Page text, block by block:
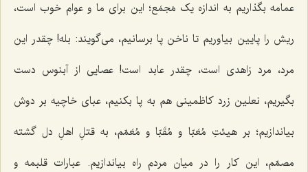
عمامه بگذاریم به اندازه یک مَجمَع؛ این براى ما و عوام خوب است،
ریش را پایین بیاوریم تا ناخن پا برسانیم، می‌گویند: بله! چقدر این
مرد، مرد زاهدى است، چقدر عابد است! عصایى از آبنوس دست
بگیریم، نعلین زرد کاظمینى هم به پا بکنیم، عباى خاچیه بر دوش
بیاندازیم؛ بر هیئتِ مُعَبّا و مُقَبّا و مُعَمّم، به قتلِ اهلِ دل گشته
مصمّم، این کار را در میان مردم راه بیاندازیم. عبارات قلبمه و